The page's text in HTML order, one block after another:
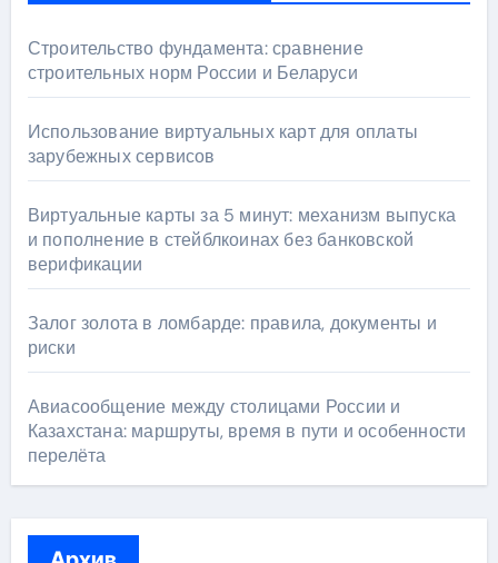
Строительство фундамента: сравнение
строительных норм России и Беларуси
Использование виртуальных карт для оплаты
зарубежных сервисов
Виртуальные карты за 5 минут: механизм выпуска
и пополнение в стейблкоинах без банковской
верификации
Залог золота в ломбарде: правила, документы и
риски
Авиасообщение между столицами России и
Казахстана: маршруты, время в пути и особенности
перелёта